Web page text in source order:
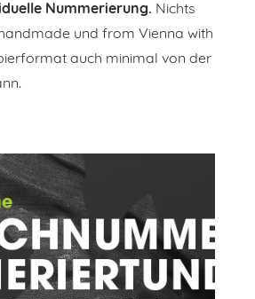
Nummerierung. Nichts
und from Vienna with
auch minimal von der